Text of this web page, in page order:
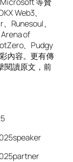
Web3、
Runesoul、
of
、Pudgy
內容。更有傳
閱讀原文，前